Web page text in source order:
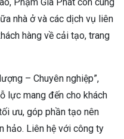
nhà ở và các dịch vụ liên
hàng về cải tạo, trang
– Chuyên nghiệp”,
lực mang đến cho khách
ưu, góp phần tạo nên
hảo. Liên hệ với công ty